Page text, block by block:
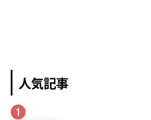
人気記事
1